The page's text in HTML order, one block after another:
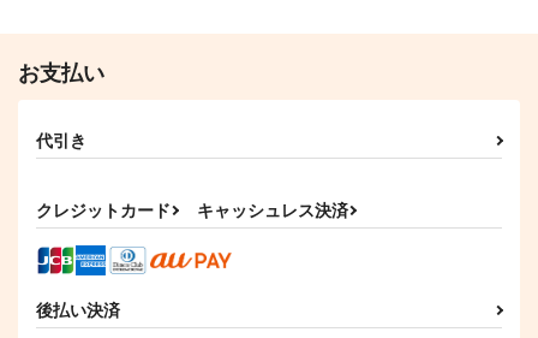
作品詳細 作品詳細 作品詳細
お支払い
代引き
クレジットカード キャッシュレス決済
後払い決済